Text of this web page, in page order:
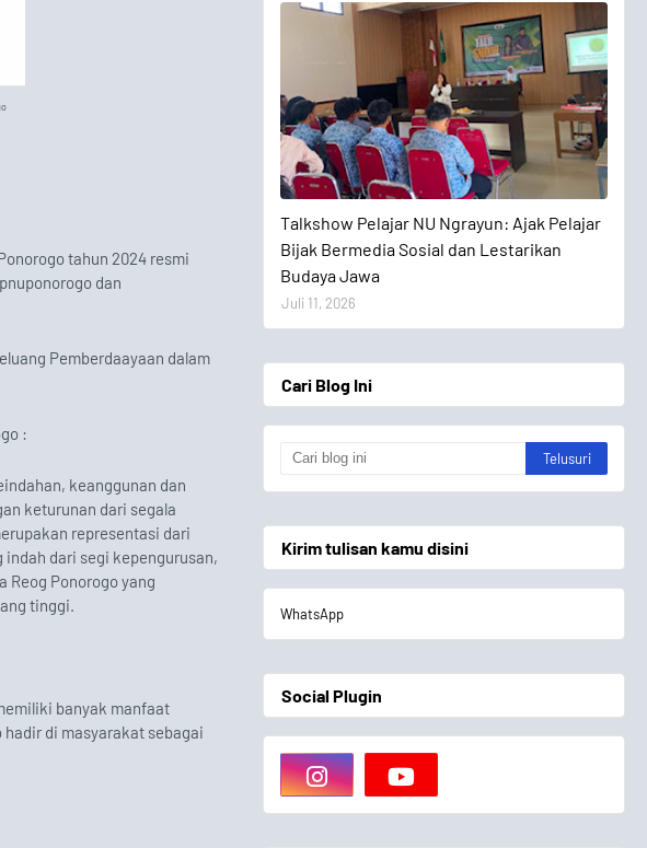
tahun 2024 resmi
dan
Pemberdaayaan dalam
:
keanggunan dan
keturunan dari segala
representasi dari
indah dari segi kepengurusan,
Reog Ponorogo yang
tinggi.
banyak manfaat
hadir di masyarakat sebagai
Talkshow Pelajar NU Ngrayun: Ajak Pelajar
Bijak Bermedia Sosial dan Lestarikan
Budaya Jawa
Juli 11, 2026
Cari Blog Ini
Kirim tulisan kamu disini
WhatsApp
Social Plugin